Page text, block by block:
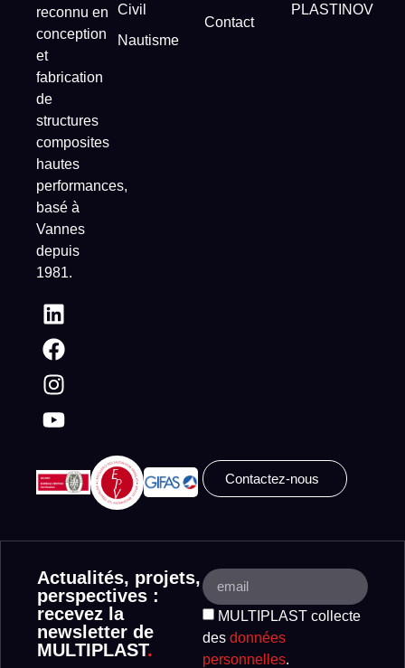
reconnu en
conception
et
fabrication
de
structures
composites
hautes
performances,
basé à
Vannes
depuis
1981.
Civil
Nautisme
Contact
PLASTINOV
Contactez-nous
Actualités, projets,
perspectives :
recevez la
newsletter de
MULTIPLAST.
MULTIPLAST collecte
des données
personnelles.